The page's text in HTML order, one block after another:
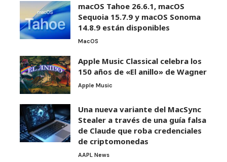
macOS Tahoe 26.6.1, macOS
Sequoia 15.7.9 y macOS Sonoma
14.8.9 están disponibles
MacOS
Apple Music Classical celebra los
150 años de «El anillo» de Wagner
Apple Music
Una nueva variante del MacSync
Stealer a través de una guía falsa
de Claude que roba credenciales
de criptomonedas
AAPL News